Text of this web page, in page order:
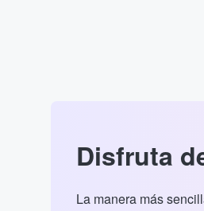
Disfruta
La manera más